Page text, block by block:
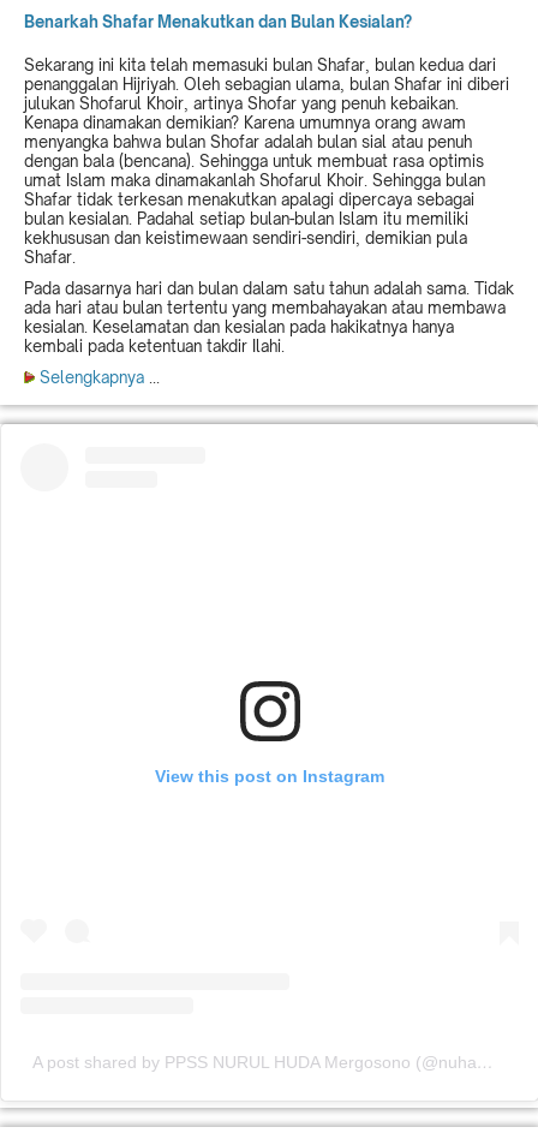
Benarkah Shafar Menakutkan dan Bulan Kesialan?
Sekarang ini kita telah memasuki bulan Shafar, bulan kedua dari
penanggalan Hijriyah. Oleh sebagian ulama, bulan Shafar ini diberi
julukan Shofarul Khoir, artinya Shofar yang penuh kebaikan.
Kenapa dinamakan demikian? Karena umumnya orang awam
menyangka bahwa bulan Shofar adalah bulan sial atau penuh
dengan bala (bencana). Sehingga untuk membuat rasa optimis
umat Islam maka dinamakanlah Shofarul Khoir. Sehingga bulan
Shafar tidak terkesan menakutkan apalagi dipercaya sebagai
bulan kesialan. Padahal setiap bulan-bulan Islam itu memiliki
kekhususan dan keistimewaan sendiri-sendiri, demikian pula
Shafar.
Pada dasarnya hari dan bulan dalam satu tahun adalah sama. Tidak
ada hari atau bulan tertentu yang membahayakan atau membawa
kesialan. Keselamatan dan kesialan pada hakikatnya hanya
kembali pada ketentuan takdir Ilahi.
Selengkapnya
View this post on Instagram